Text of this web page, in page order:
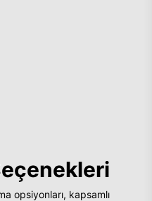
opsiyonları, kapsamlı